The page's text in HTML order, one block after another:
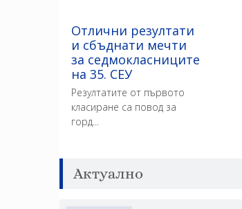
Отлични резултати
и сбъднати мечти
за седмокласниците
на 35. СЕУ
Резултатите от първото
класиране са повод за
горд...
Актуално